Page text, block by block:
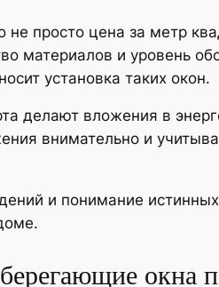
не просто цена за метр
материалов и уровень
установка таких окон.
делают вложения в
внимательно и
и понимание
окна